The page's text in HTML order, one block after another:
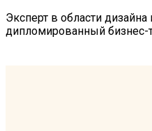
Эксперт в области дизайна
дипломированный бизнес-